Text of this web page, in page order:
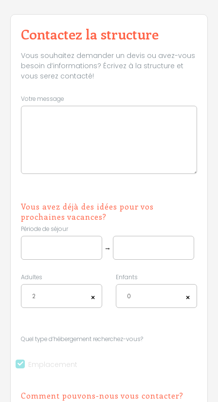
Contactez la structure
Vous souhaitez demander un devis ou avez-vous
besoin d’informations? Écrivez à la structure et
vous serez contacté!
Votre message
Vous avez déjà des idées pour vos
prochaines vacances?
Période de séjour
→
Adultes
×
2
Enfants
×
0
Quel type d’hébergement recherchez-vous?
Emplacement
Comment pouvons-nous vous contacter?